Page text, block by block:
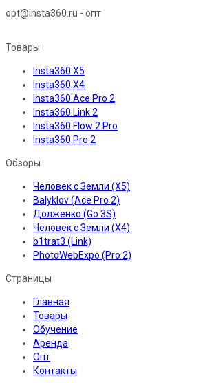
opt@insta360.ru - опт
Товары
Insta360 X5
Insta360 X4
Insta360 Ace Pro 2
Insta360 Link 2
Insta360 Flow 2 Pro
Insta360 Pro 2
Обзоры
Человек с Земли (X5)
Balyklov (Ace Pro 2)
Долженко (Go 3S)
Человек с Земли (X4)
b1trat3 (Link)
PhotoWebExpo (Pro 2)
Страницы
Главная
Товары
Обучение
Аренда
Опт
Контакты